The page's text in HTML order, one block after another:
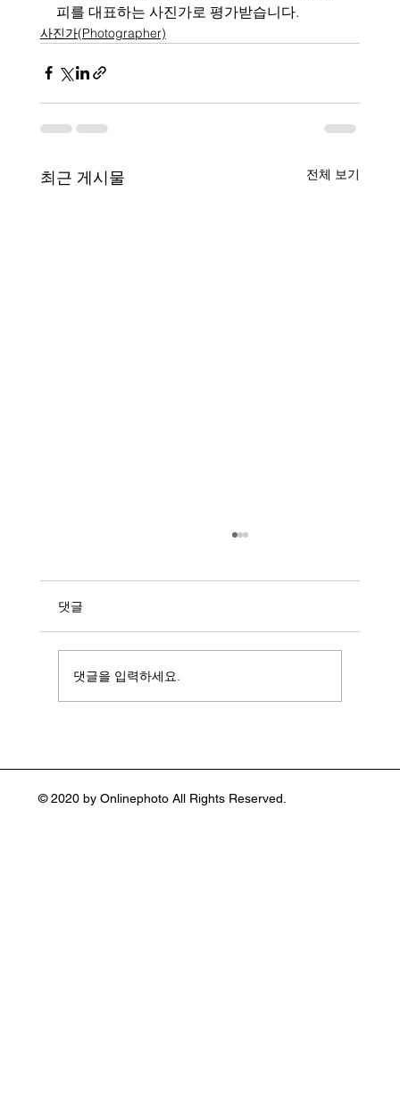
피를 대표하는 사진가로 평가받습니다.
사진가(Photographer)
최근 게시물 전체 보기
어(Stephen Shore :1947~ )
댓글
댓글을 입력하세요.
© 2020 by Onlinephoto All Rights Reserved.